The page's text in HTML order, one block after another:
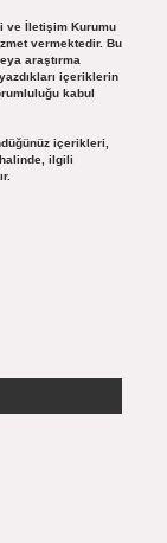
ve İletişim Kurumu
vermektedir. Bu
araştırma
içeriklerin
kabul
içerikleri,
ilgili